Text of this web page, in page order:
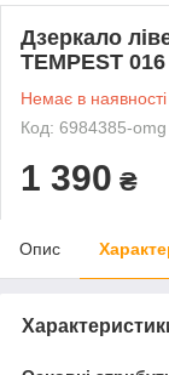
Дзеркало
TEMPEST
Немає в наявності
Код: 6984385-omg
1 390 ₴
Опис